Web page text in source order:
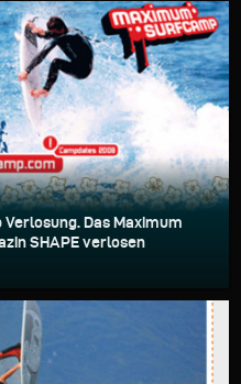
Das Maximum
SHAPE verlosen